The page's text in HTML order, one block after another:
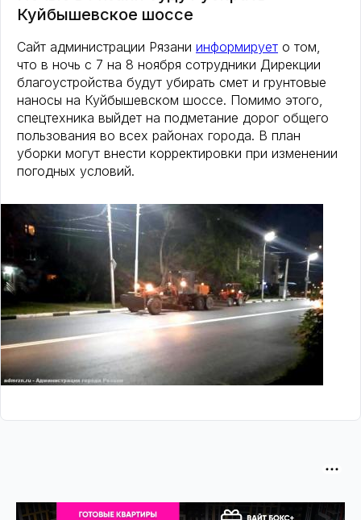
Куйбышевское шоссе
Сайт администрации Рязани информирует о том,
что в ночь с 7 на 8 ноября сотрудники Дирекции
благоустройства будут убирать смет и грунтовые
наносы на Куйбышевском шоссе. Помимо этого,
спецтехника выйдет на подметание дорог общего
пользования во всех районах города. В план
уборки могут внести корректировки при изменении
погодных условий.